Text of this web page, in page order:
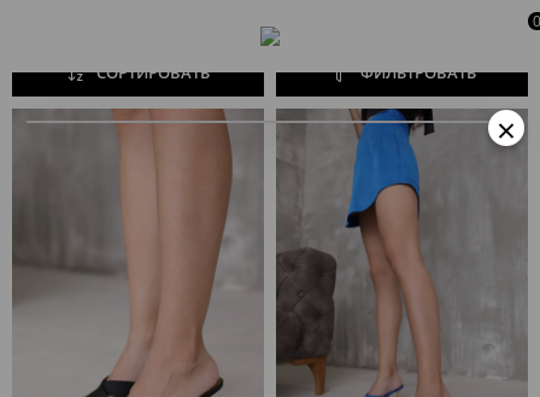
0
ФИЛЬТРОВАТЬ
СОРТИРОВАТЬ
×